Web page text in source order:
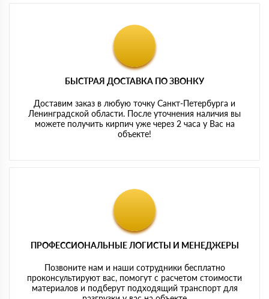
БЫСТРАЯ ДОСТАВКА ПО ЗВОНКУ
Доставим заказ в любую точку Санкт-Петербурга и
Ленинградской области. После уточнения наличия вы
можете получить кирпич уже через 2 часа у Вас на
объекте!
ПРОФЕССИОНАЛЬНЫЕ ЛОГИСТЫ И МЕНЕДЖЕРЫ
Позвоните нам и наши сотрудники бесплатно
проконсультируют вас, помогут с расчетом стоимости
материалов и подберут подходящий транспорт для